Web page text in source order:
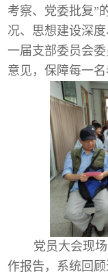
考察、党委批复”
况、思想建设深
一届支部委员会
意见，保障每一
党员大会现
作报告，系统回